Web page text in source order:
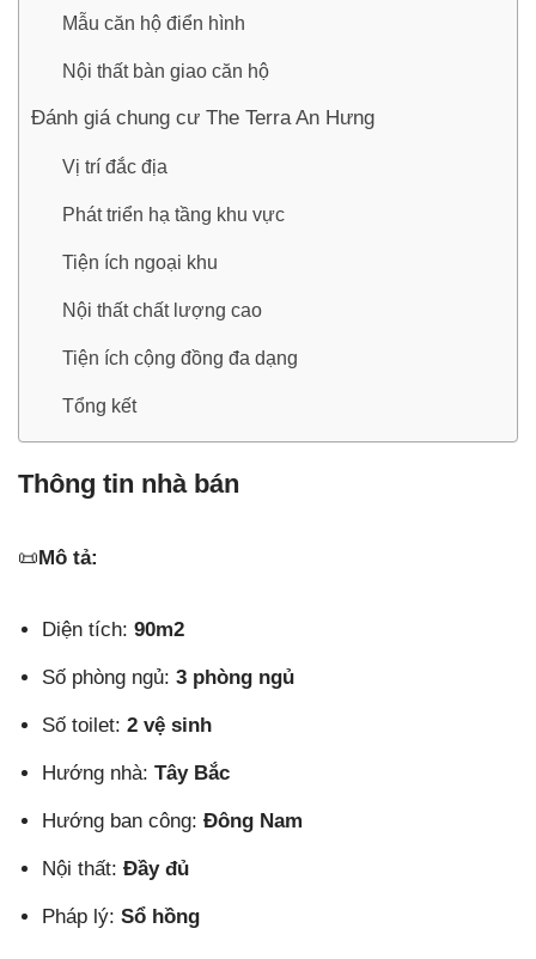
Mẫu căn hộ điển hình
Nội thất bàn giao căn hộ
Đánh giá chung cư The Terra An Hưng
Vị trí đắc địa
Phát triển hạ tầng khu vực
Tiện ích ngoại khu
Nội thất chất lượng cao
Tiện ích cộng đồng đa dạng
Tổng kết
Thông tin nhà bán
📜 Mô tả:
Diện tích: 90m2
Số phòng ngủ: 3 phòng ngủ
Số toilet: 2 vệ sinh
Hướng nhà: Tây Bắc
Hướng ban công: Đông Nam
Nội thất: Đầy đủ
Pháp lý: Sổ hồng